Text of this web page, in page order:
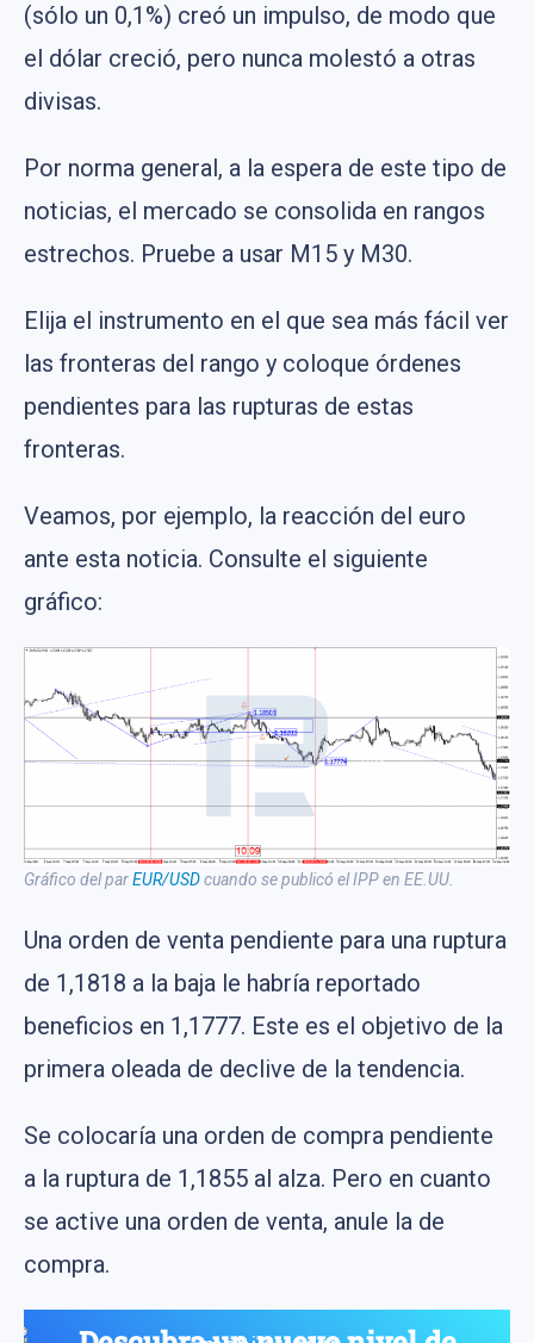
(sólo un 0,1%) creó un impulso, de modo que
el dólar creció, pero nunca molestó a otras
divisas.
Por norma general, a la espera de este tipo de
noticias, el mercado se consolida en rangos
estrechos. Pruebe a usar M15 y M30.
Elija el instrumento en el que sea más fácil ver
las fronteras del rango y coloque órdenes
pendientes para las rupturas de estas
fronteras.
Veamos, por ejemplo, la reacción del euro
ante esta noticia. Consulte el siguiente
gráfico:
Gráfico del parEUR/USDcuando se publicó el IPP en EE.UU.
Una orden de venta pendiente para una ruptura
de 1,1818 a la baja le habría reportado
beneficios en 1,1777. Este es el objetivo de la
primera oleada de declive de la tendencia.
Se colocaría una orden de compra pendiente
a la ruptura de 1,1855 al alza. Pero en cuanto
se active una orden de venta, anule la de
compra.